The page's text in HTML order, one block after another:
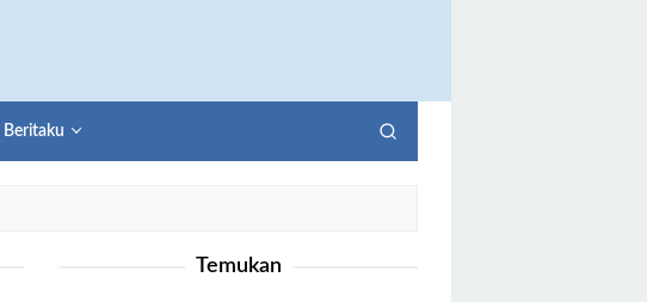
Beritaku
Temukan